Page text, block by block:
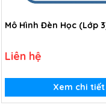
Mô Hình Đèn Học (Lớp
Liên hệ
Xem chi tiết